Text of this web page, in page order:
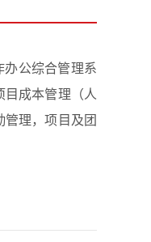
办公综合管理系
目成本管理（人
理，项目及团